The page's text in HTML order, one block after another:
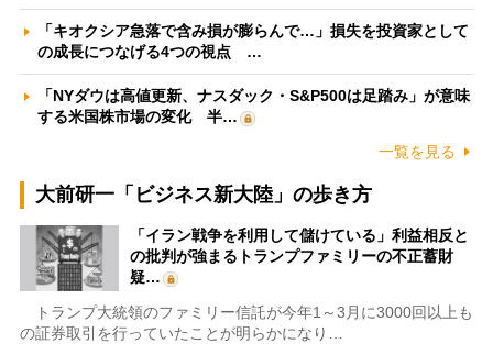
「キオクシア急落で含み損が膨らんで…」損失を投資家として
の成長につなげる4つの視点 …
「NYダウは高値更新、ナスダック・S&P500は足踏み」が意味
する米国株市場の変化 半…
一覧を見る
大前研一「ビジネス新大陸」の歩き方
「イラン戦争を利用して儲けている」利益相反と
の批判が強まるトランプファミリーの不正蓄財
疑…
トランプ大統領のファミリー信託が今年1～3月に3000回以上も
の証券取引を行っていたことが明らかになり…